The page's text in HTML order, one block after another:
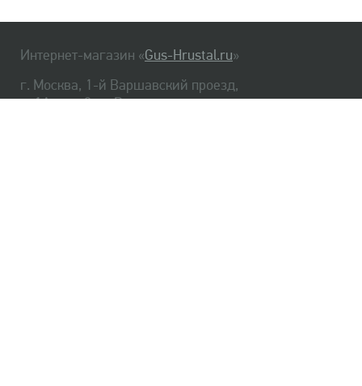
Интернет-магазин «Gus-Hrustal.ru»
г. Москва, 1-й Варшавский проезд,
д. 1А, стр. 3, м. Варшавская